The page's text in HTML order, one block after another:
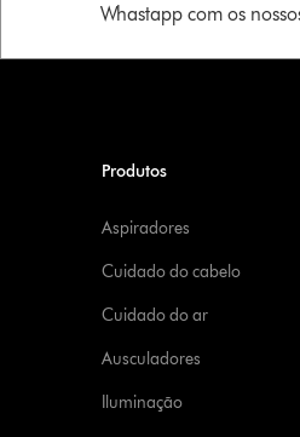
Whastapp com os
Produtos
Aspiradores
Cuidado do cabelo
Cuidado do ar
Ausculadores
Iluminação